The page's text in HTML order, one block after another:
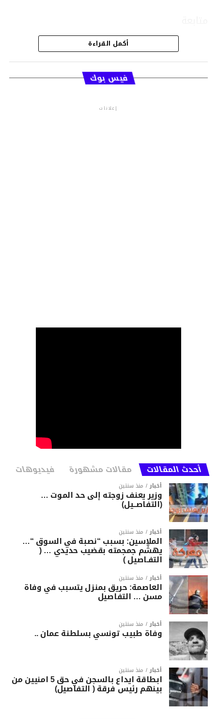
قسم الاخبار
أكمل القراءة
فيس بوك
إعلانات
أحدث المقالات مقالات مشهورة فيديوهات
أخبار منذ سنتين
وزير يعنف زوجته إلى حد الموت …
(التفاصــيل)
أخبار منذ سنتين
الملاسين: بسبب “نصبة في السوق “…
يهشّم جمجمته بقضيب حديدي … (
التفـاصيل )
أخبار منذ سنتين
العاصمة: حريق بمنزل يتسبب في وفاة
مسن … التفاصيل
أخبار منذ سنتين
وفاة طبيب تونسي بسلطنة عمان ..
أخبار منذ سنتين
ابطاقة ايداع بالسجن في حق 5 امنيين من
بينهم رئيس فرقة ( التفاصيل)